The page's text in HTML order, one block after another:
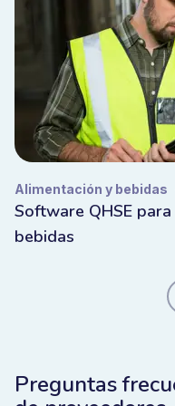
sistemas ERP y de
una vez y amplía la
Seguridad y
software de
proveedores
Los datos de los
comercial y de
jurisdicción europea.
sobre el acceso, la
Alimentación y bebidas
Software QHSE
bebidas
Preguntas